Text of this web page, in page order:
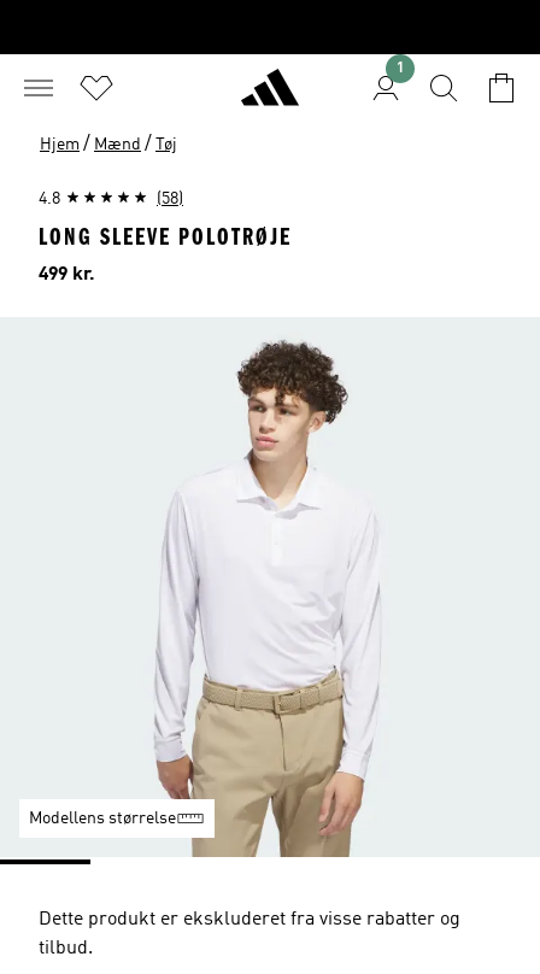
1
Hjem / Mænd / Tøj
4.8 (58)
LONG SLEEVE POLOTRØJE
Pris
499 kr.
Modellens størrelse
Dette produkt er ekskluderet fra visse rabatter og
tilbud.